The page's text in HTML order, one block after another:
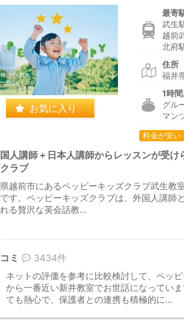
お気に入り
最寄
武生
越前
北府
住所
福井
1時
グル
マン
料金が安い
人講師＋日本人講師からレッスンが受
ラブ
越前市にあるペッピーキッズクラブ武生教
す。ペッピーキッズクラブは、外国人講師
る贅沢な英会話教...
ミ 3434件
ネットの評価を参考に比較検討して、ペッ
から一番近い新井教室でお世話になってい
ても熱心で、保護者との連携も積極的に...